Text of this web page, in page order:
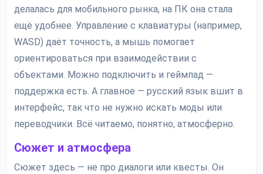
делалась для мобильного рынка, на ПК она стала
ещё удобнее. Управление с клавиатуры (например,
WASD) даёт точность, а мышь помогает
ориентироваться при взаимодействии с
объектами. Можно подключить и геймпад —
поддержка есть. А главное — русский язык вшит в
интерфейс, так что не нужно искать моды или
переводчики. Всё читаемо, понятно, атмосферно.
Сюжет и атмосфера
Сюжет здесь — не про диалоги или квесты. Он